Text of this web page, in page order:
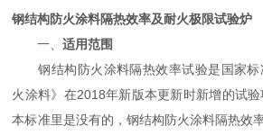
钢结构防火涂料隔热效率及耐火极限试验炉
一、适用范围
钢结构防火涂料隔热效率试验是国家标
火涂料》在2018年新版本更新时新增的试
本标准里是没有的，钢结构防火涂料隔热效